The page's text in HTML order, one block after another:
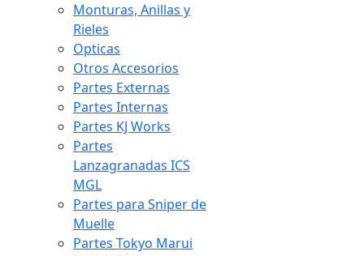
Monturas, Anillas y
Rieles
Opticas
Otros Accesorios
Partes Externas
Partes Internas
Partes KJ Works
Partes
Lanzagranadas ICS
MGL
Partes para Sniper de
Muelle
Partes Tokyo Marui